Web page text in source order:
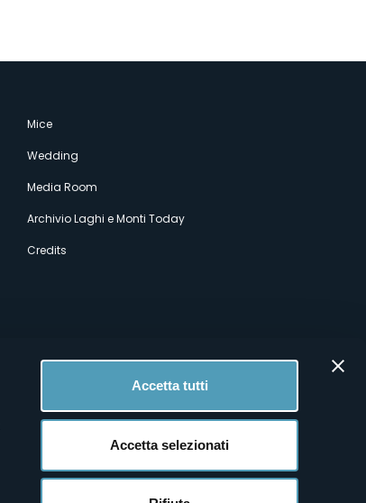
Accetta tutti
Accetta selezionati
Mice
Wedding
Media Room
Archivio Laghi e Monti Today
Credits